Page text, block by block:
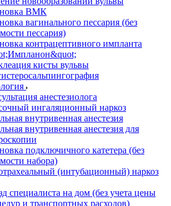
ВМК
вагинального пессария (без
пессария)
контрацептивного импланта
кисты вульвы
анестезиолога
ингаляционный наркоз
внутривенная анестезия
внутривенная анестезия для
подключичного катетера (без
набора)
(интубационный) наркоз
специалиста на дом (без учета цены
и транспортных расходов)